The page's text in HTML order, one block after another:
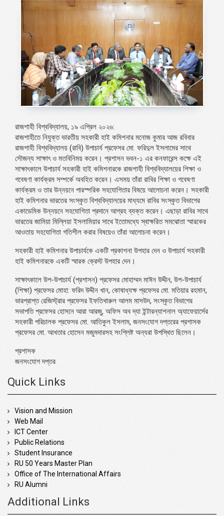
রাজশাহী বিশ্ববিদ্যালয়, ১৯ এপ্রিল ২০২৬:
রাজশাহীতে নিযুক্ত ভারতীয় সহকারী হাই কমিশনার মনোজ কুমার আজ রবিবার
রাজশাহী বিশ্ববিদ্যালয় (রাবি) উপাচার্য প্রফেসর মো. ফরিদুল ইসলামের সাথে
সৌজন্য সাক্ষাৎ ও মতবিনিময় করেন। প্রশাসন ভবন-১ এর কনফারেন্স কক্ষে এই
সাক্ষাৎকালে উপাচার্য সহকারী হাই কমিশনারকে রাজশাহী বিশ্ববিদ্যালয়ের শিক্ষা ও
গবেষণা কার্যক্রম সম্পর্কে অবহিত করেন। এসময় তাঁরা রাবির শিক্ষা ও গবেষণা
কার্যক্রম ও তার উন্নয়নে পারস্পরিক সহযোগিতার বিষয়ে আলোচনা করেন। সহকারী
হাই কমিশনার ভারতের সংস্কৃত বিশ্ববিদ্যালয়ের মাধ্যমে রাবির সংস্কৃত বিভাগের
একাডেমিক উন্নয়নে সহযোগিতা প্রদানে আগ্রহ ব্যক্ত করেন। এছাড়া রাবির সাথে
ভারতের জামিয়া মিল্লিয়া ইসলামিয়ার সাথে ইতোমধ্যে স্বাক্ষরিত সমঝোতা স্মারকের
আওতায় সহযোগিতা গতিশীল করার বিষয়েও তাঁরা আলোচনা করেন।
সহকারী হাই কমিশনার উপাচার্যকে একটি প্রকাশনা উপহার দেন ও উপাচার্য সহকারী
হাই কমিশনারকে একটি স্মারক ক্রেস্ট উপহার দেন।
সাক্ষাৎকালে উপ-উপাচার্য (প্রশাসন) প্রফেসর মোহাম্মদ মাঈন উদ্দীন, উপ-উপাচার্য
(শিক্ষা) প্রফেসর মোহা: ফরিদ উদ্দীন খান, কোষাধ্যক্ষ প্রফেসর মো. মতিয়ার রহমান,
ভারপ্রাপ্ত রেজিস্ট্রার প্রফেসর ইফতিখারুল আলম মাসউদ, সংস্কৃত বিভাগের
সভাপতি প্রফেসর হোসনে আরা আরজু, অফিস অব দ্যা ইন্টারন্যাশনাল অ্যাফেয়ার্সের
সহকারী পরিচালক প্রফেসর মো. আতিকুল ইসলাম, জনসংযোগ দপ্তরের প্রশাসক
প্রফেসর মো. আখতার হোসেন মজুমদারসহ সংশ্লিষ্ট অন্যরা উপস্থিত ছিলেন।
প্রশাসক
জনসংযোগ দপ্তর
Quick Links
Vision and Mission
Web Mail
ICT Center
Public Relations
Student Insurance
RU 50 Years Master Plan
Office of The International Affairs
RU Alumni
Additional Links